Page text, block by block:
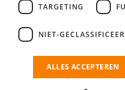
Social
ParttimeWerk.nl is onderdeel van
TARGETING
NIET-
ALLES ACCEPTEREN